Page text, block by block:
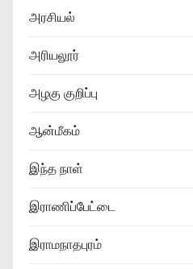
அரசியல்
அரியலூர்
அழகு குறிப்பு
ஆன்மீகம்
இந்த நாள்
இராணிப்பேட்டை
இராமநாதபுரம்